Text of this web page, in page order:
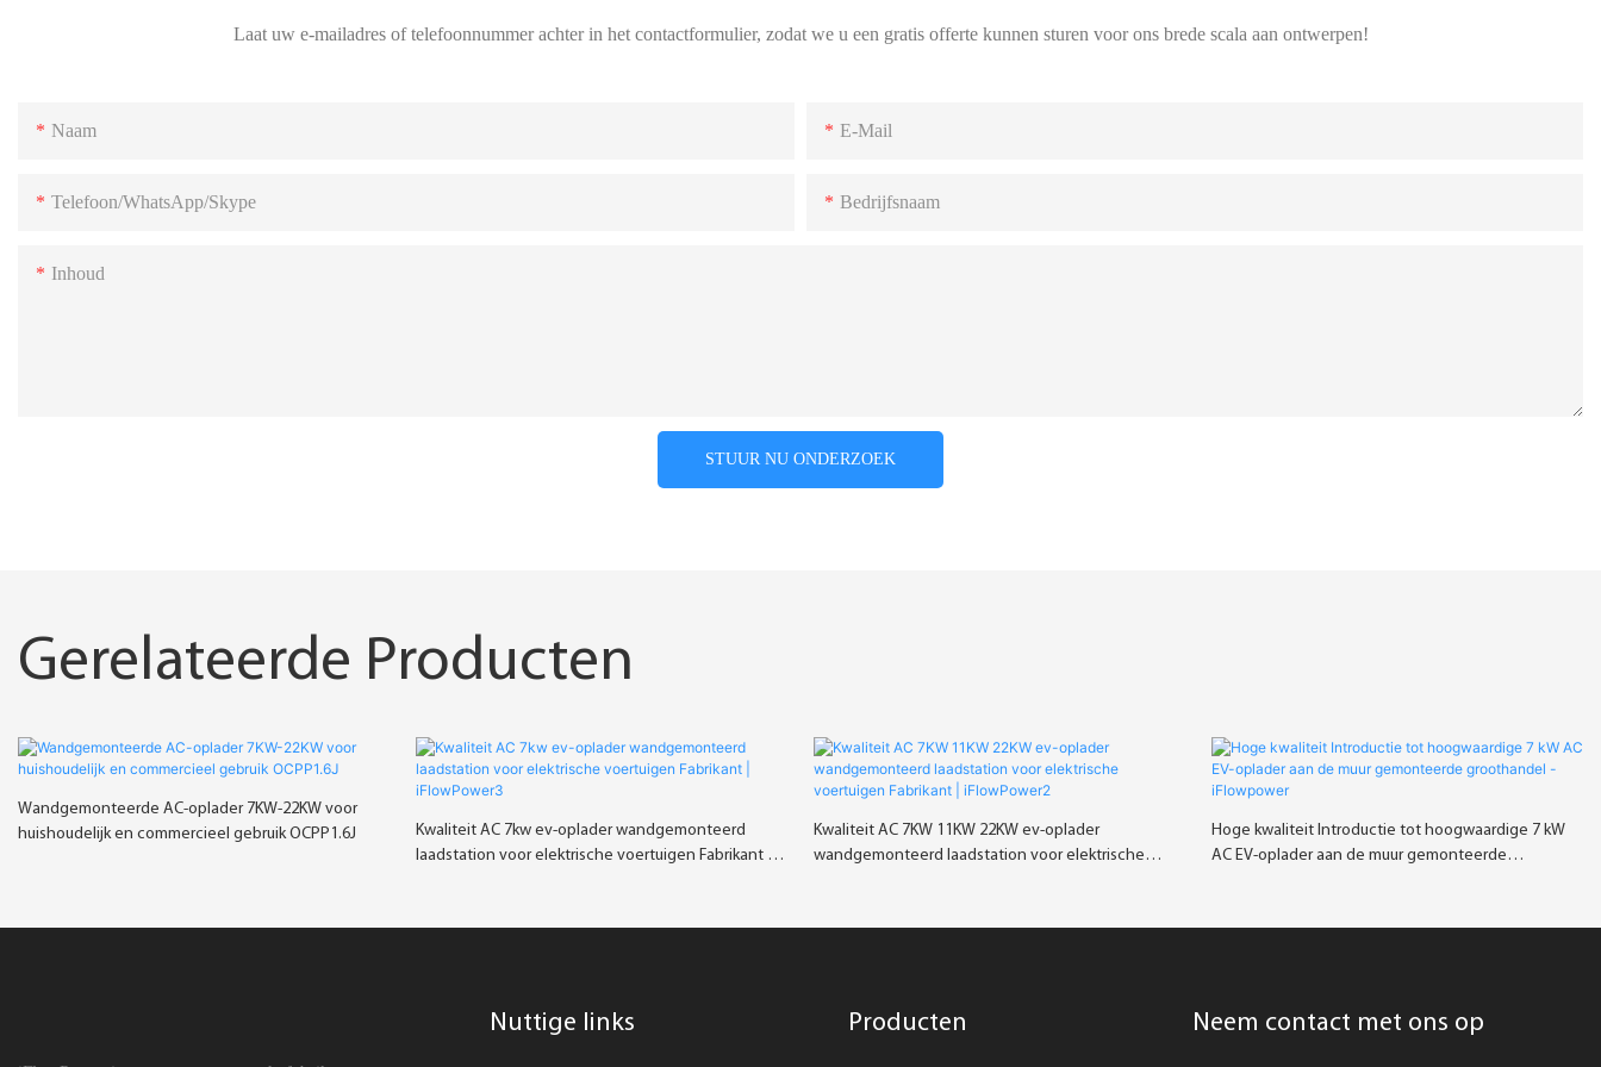
Laat uw e-mailadres of telefoonnummer achter in het contactformulier, zodat we u een gratis offerte kunnen sturen voor ons brede scala aan ontwerpen!
Naam E-Mail
Telefoon/WhatsApp/Skype Bedrijfsnaam
Inhoud
STUUR NU ONDERZOEK
Gerelateerde Producten
Wandgemonteerde AC-oplader 7KW-22KW voor
huishoudelijk en commercieel gebruik OCPP1.6J
Kwaliteit AC 7kw ev-oplader wandgemonteerd
laadstation voor elektrische voertuigen Fabrikant |
Kwaliteit AC 7KW 11KW 22KW ev-oplader
wandgemonteerd laadstation voor elektrische
Hoge kwaliteit Introductie tot hoogwaardige 7 kW
AC EV-oplader aan de muur gemonteerde
Nuttige links Producten Neem contact met ons op